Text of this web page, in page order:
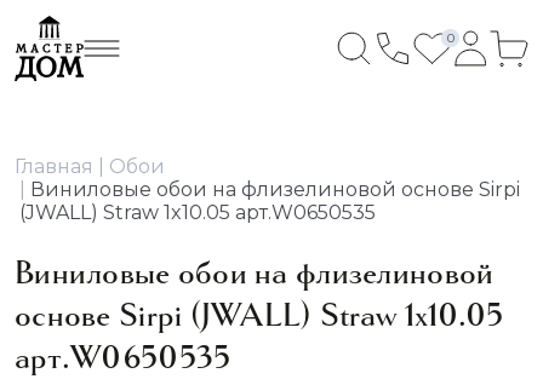
0
Главная
Обои
Виниловые обои на флизелиновой основе Sirpi
(JWALL) Straw 1x10.05 арт.W0650535
Виниловые обои на флизелиновой
основе Sirpi (JWALL) Straw 1x10.05
арт.W0650535